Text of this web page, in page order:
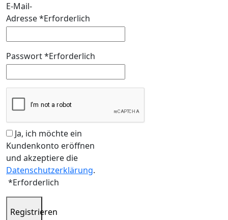
E-Mail-
Adresse*Erforderlich
Passwort*Erforderlich
Ja, ich möchte ein
Kundenkonto eröffnen
und akzeptiere die
Datenschutzerklärung.
*Erforderlich
Registrieren